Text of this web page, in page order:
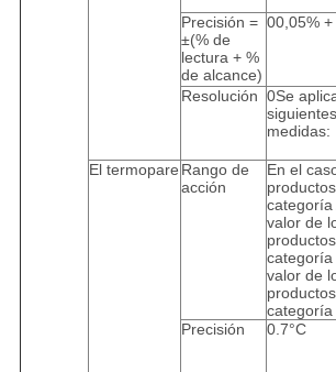
Precisión =
±(% de
lectura + %
de alcance)
00,05%
Resolución 0Se
siguientes
medidas:
El termopare Rango de
acción
En el
categoría
valor de
categoría
valor de
categoría
Precisión 0.7°C